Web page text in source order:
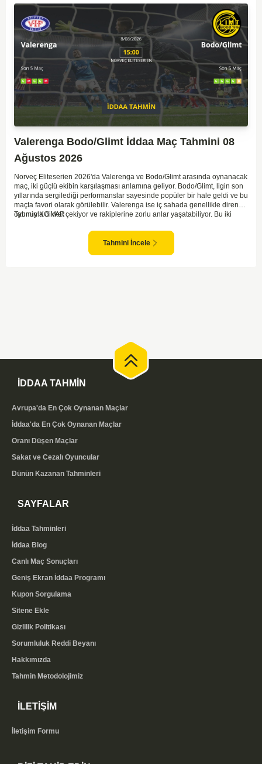
Valerenga Bodo/Glimt İddaa Maç Tahmini 08
Ağustos 2026
Norveç Eliteserien 2026'da Valerenga ve Bodo/Glimt arasında oynanacak
maç, iki güçlü ekibin karşılaşması anlamına geliyor. Bodo/Glimt, ligin son
yıllarında sergilediği performanslar sayesinde popüler bir hale geldi ve bu
maçta favori olarak görülebilir. Valerenga ise iç sahada genellikle dirençli
oyunuyla dikkat çekiyor ve rakiplerine zorlu anlar yaşatabiliyor. Bu iki
karşılaşmalara tanık olabiliyoruz. Taraftar desteğini arkasına alarak
sahasında etkili performans sergileyen Valerenga, Bodo/Glimt karşısında
gol bulmakta zorlanmayabilir. Aynı şekilde, Bodo/Glimt'in de hücum gücü
Tahmin KG VAR
Tahmini İncele
İDDAA TAHMİN
Avrupa'da En Çok Oynanan Maçlar
İddaa'da En Çok Oynanan Maçlar
Oranı Düşen Maçlar
Sakat ve Cezalı Oyuncular
Dünün Kazanan Tahminleri
SAYFALAR
İddaa Tahminleri
İddaa Blog
Canlı Maç Sonuçları
Geniş Ekran İddaa Programı
Kupon Sorgulama
Sitene Ekle
Gizlilik Politikası
Sorumluluk Reddi Beyanı
Hakkımızda
Tahmin Metodolojimiz
İLETİŞİM
İletişim Formu